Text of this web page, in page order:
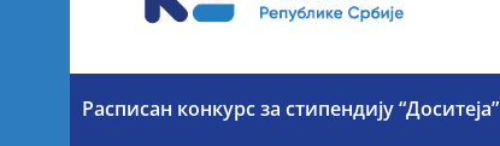
Расписан конкурс за стипендију “Доситеја”